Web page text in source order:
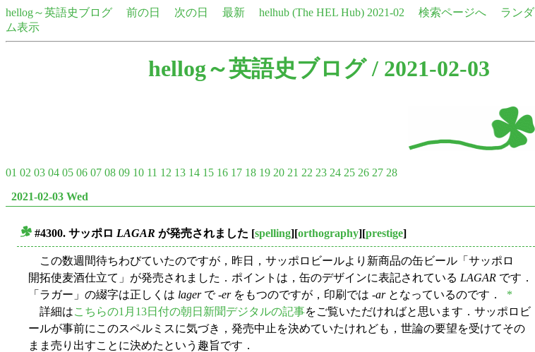
hellog～英語史ブログ 前の日 次の日 最新 helhub (The HEL Hub) 2021-02 検索ページへ
ランダ
ム表示
hellog～英語史ブログ/ 2021-02-03
01 02 03 04 05 06 07 08 09 10 11 12 13 14 15 16 17 18 19 20 21 22 23 24 25 26 27 28
2021-02-03 Wed
#4300. サッポロ LAGAR が発売されました [spelling][orthography][prestige]
この数週間待ちわびていたのですが，昨日，サッポロビールより新商品の缶ビール「サッポロ
開拓使麦酒仕立て」が発売されました．ポイントは，缶のデザインに表記されている LAGAR です．
「ラガー」の綴字は正しくは lagerで -erをもつのですが，印刷では -arとなっているのです． *
詳細はこちらの1月13日付の朝日新聞デジタルの記事をご覧いただければと思います．サッポロビ
ールが事前にこのスペルミスに気づき，発売中止を決めていたけれども，世論の要望を受けてその
まま売り出すことに決めたという趣旨です．